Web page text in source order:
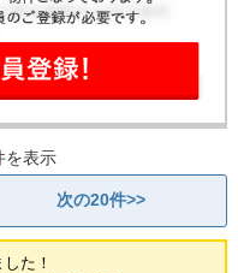
を表示
次の20件>>
た！